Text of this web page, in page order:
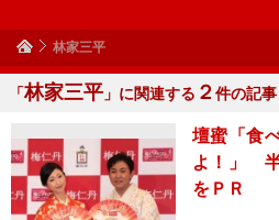
林家三平
「林家三平 」に関連する ２件の記事
壇蜜「食
よ！」
をＰＲ